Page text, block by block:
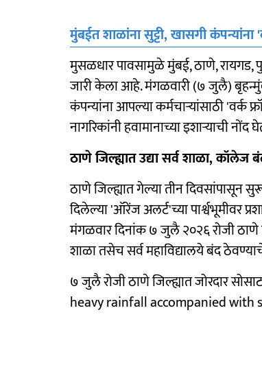
मुंबईत शाळांना सुट्टी, खासगी कंपन्यांना
मुसळधार पावसामुळे मुंबई, ठाणे, रायगड,
जारी केला आहे. मंगळवारी (७ जुलै)
कंपन्यांना आपल्या कर्मचाऱ्यांसाठी
नागरिकांनी हवामानाच्या इशाऱ्याची
ठाणे जिल्ह्यात उद्या सर्व शाळा, कॉलेज
ठाणे जिल्ह्यात गेल्या तीन
दिलेल्या 'ऑरेंज अलर्ट'च्या पार्श्वभूमीवर
मंगळवार दिनांक ७ जुलै २०२६ रोजी ठाणे
शाळा तसेच सर्व महाविद्यालये बंद
७ जुलै रोजी ठाणे जिल्ह्यात जोरदार
heavy rainfall accompanied with